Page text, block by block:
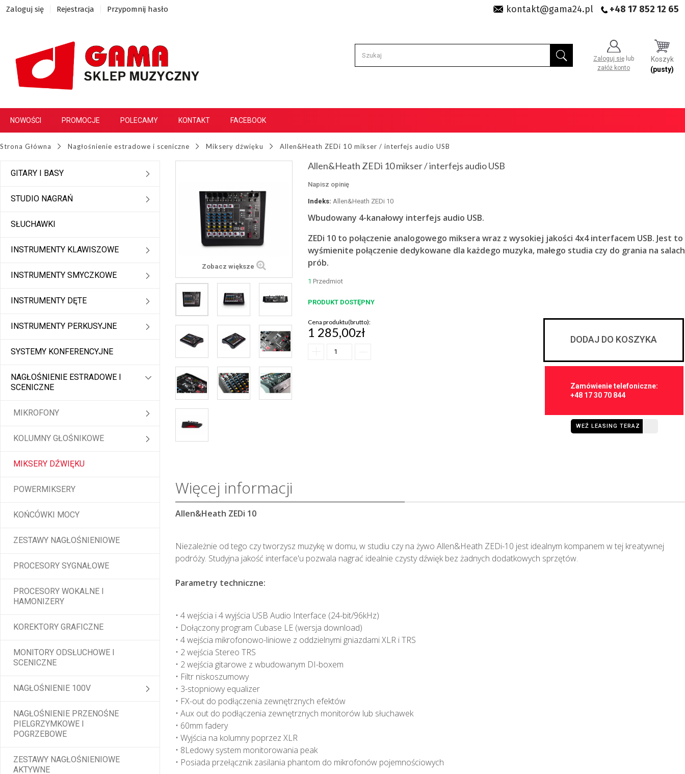
Zaloguj się Rejestracja Przypomnij hasło kontakt@gama24.pl +48 17 852 12 65
Zaloguj się lub
załóż konto
Koszyk
(pusty)
NOWOŚCI PROMOCJE POLECAMY KONTAKT FACEBOOK
Strona Główna Nagłośnienie estradowe i sceniczne Miksery dźwięku Allen&Heath ZEDi 10 mikser / interfejs audio USB
GITARY I BASY
STUDIO NAGRAŃ
SŁUCHAWKI
INSTRUMENTY KLAWISZOWE
INSTRUMENTY SMYCZKOWE
INSTRUMENTY DĘTE
INSTRUMENTY PERKUSYJNE
SYSTEMY KONFERENCYJNE
NAGŁOŚNIENIE ESTRADOWE I
SCENICZNE
MIKROFONY
KOLUMNY GŁOŚNIKOWE
MIKSERY DŹWIĘKU
POWERMIKSERY
KOŃCÓWKI MOCY
ZESTAWY NAGŁOŚNIENIOWE
PROCESORY SYGNAŁOWE
PROCESORY WOKALNE I
HAMONIZERY
KOREKTORY GRAFICZNE
MONITORY ODSŁUCHOWE I
SCENICZNE
NAGŁOŚNIENIE 100V
NAGŁOŚNIENIE PRZENOŚNE
PIELGRZYMKOWE I
POGRZEBOWE
ZESTAWY NAGŁOŚNIENIOWE
AKTYWNE
Zobacz większe
Allen&Heath ZEDi 10 mikser / interfejs audio USB
Napisz opinię
Indeks: Allen&Heath ZEDi 10
Wbudowany 4-kanałowy interfejs audio USB.
ZEDi 10 to połączenie analogowego miksera wraz z wysokiej jakości 4x4 interfacem USB. Jest to
wyśmienite połączenie dedykowane dla każdego muzyka, małego studia czy do grania na salach
prób.
1 Przedmiot
PRODUKT DOSTĘPNY
Cena produktu(brutto):
1 285,00zł DODAJ DO KOSZYKA
Zamówienie telefoniczne:
+48 17 30 70 844
WEŹ LEASING TERAZ
Więcej informacji
Allen&Heath ZEDi 10
Niezależnie od tego czy tworzysz muzykę w domu, w studiu czy na żywo Allen&Heath ZEDi-10 jest idealnym kompanem w tej kreatywnej
podróży. Studyjna jakość interface'u pozwala nagrać idealnie czysty dźwięk bez żadnych dodatkowych sprzętów.
Parametry techniczne:
• 4 wejścia i 4 wyjścia USB Audio Interface (24-bit/96kHz)
• Dołączony program Cubase LE (wersja download)
• 4 wejścia mikrofonowo-liniowe z oddzielnymi gniazdami XLR i TRS
• 2 wejścia Stereo TRS
• 2 wejścia gitarowe z wbudowanym DI-boxem
• Filtr niskoszumowy
• 3-stopniowy equalizer
• FX-out do podłączenia zewnętrznych efektów
• Aux out do podłączenia zewnętrznych monitorów lub słuchawek
• 60mm fadery
• Wyjścia na kolumny poprzez XLR
• 8Ledowy system monitorowania peak
• Posiada przełącznik zasilania phantom do mikrofonów pojemnościowych